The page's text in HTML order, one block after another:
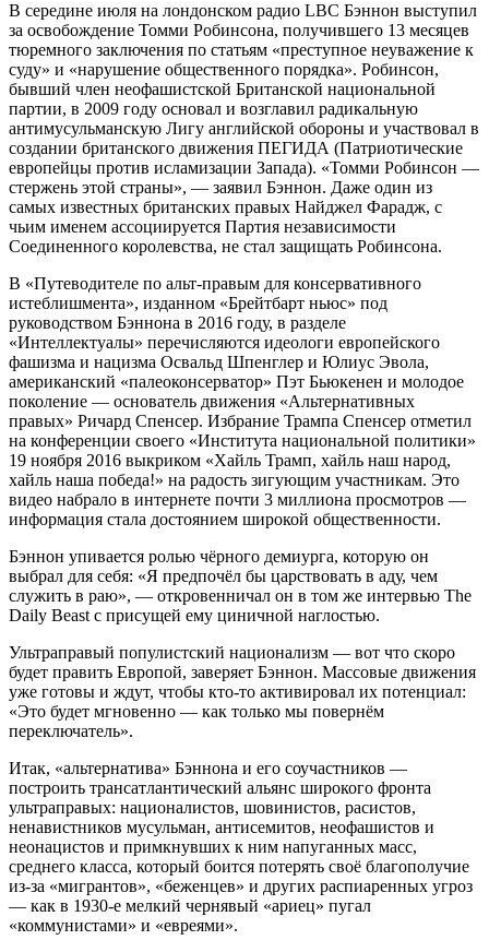
В середине июля на лондонском радио LBC Бэннон выступил
за освобождение Томми Робинсона, получившего 13 месяцев
тюремного заключения по статьям «преступное неуважение к
суду» и «нарушение общественного порядка». Робинсон,
бывший член неофашистской Британской национальной
партии, в 2009 году основал и возглавил радикальную
антимусульманскую Лигу английской обороны и участвовал в
создании британского движения ПЕГИДА (Патриотические
европейцы против исламизации Запада). «Томми Робинсон —
стержень этой страны», — заявил Бэннон. Даже один из
самых известных британских правых Найджел Фарадж, с
чьим именем ассоциируется Партия независимости
Соединенного королевства, не стал защищать Робинсона.
В «Путеводителе по альт-правым для консервативного
истеблишмента», изданном «Брейтбарт ньюс» под
руководством Бэннона в 2016 году, в разделе
«Интеллектуалы» перечисляются идеологи европейского
фашизма и нацизма Освальд Шпенглер и Юлиус Эвола,
американский «палеоконсерватор» Пэт Бьюкенен и молодое
поколение — основатель движения «Альтернативных
правых» Ричард Спенсер. Избрание Трампа Спенсер отметил
на конференции своего «Института национальной политики»
19 ноября 2016 выкриком «Хайль Трамп, хайль наш народ,
хайль наша победа!» на радость зигующим участникам. Это
видео набрало в интернете почти 3 миллиона просмотров —
информация стала достоянием широкой общественности.
Бэннон упивается ролью чёрного демиурга, которую он
выбрал для себя: «Я предпочёл бы царствовать в аду, чем
служить в раю», — откровенничал он в том же интервью The
Daily Beast с присущей ему циничной наглостью.
Ультраправый популистский национализм — вот что скоро
будет править Европой, заверяет Бэннон. Массовые движения
уже готовы и ждут, чтобы кто-то активировал их потенциал:
«Это будет мгновенно — как только мы повернём
переключатель».
Итак, «альтернатива» Бэннона и его соучастников —
построить трансатлантический альянс широкого фронта
ультраправых: националистов, шовинистов, расистов,
ненавистников мусульман, антисемитов, неофашистов и
неонацистов и примкнувших к ним напуганных масс,
среднего класса, который боится потерять своё благополучие
из-за «мигрантов», «беженцев» и других распиаренных угроз
— как в 1930-е мелкий чернявый «ариец» пугал
«коммунистами» и «евреями».